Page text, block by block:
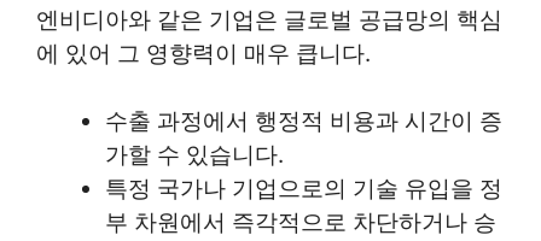
엔비디아와 같은 기업은 글로벌 공급망의 핵심
에 있어 그 영향력이 매우 큽니다.
수출 과정에서 행정적 비용과 시간이 증
가할 수 있습니다.
특정 국가나 기업으로의 기술 유입을 정
부 차원에서 즉각적으로 차단하거나 승